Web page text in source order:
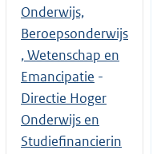
Onderwijs,
Beroepsonderwijs
, Wetenschap en
Emancipatie -
Directie Hoger
Onderwijs en
Studiefinancierin